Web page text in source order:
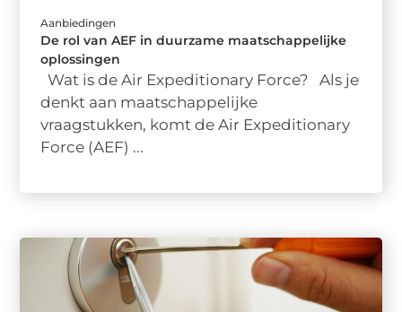
Aanbiedingen
De rol van AEF in duurzame maatschappelijke
oplossingen
Wat is de Air Expeditionary Force? Als je
denkt aan maatschappelijke
vraagstukken, komt de Air Expeditionary
Force (AEF) ...